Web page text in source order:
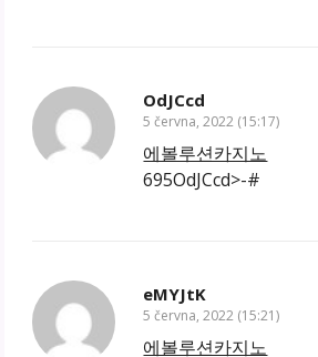
OdJCcd
5 června, 2022 (15:17)
에볼루션카지노
695OdJCcd>-#
eMYJtK
5 června, 2022 (15:21)
에볼루션카지노